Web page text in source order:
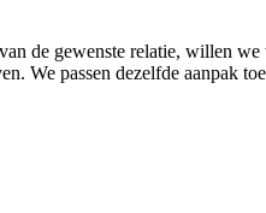
de gewenste relatie, willen
We passen dezelfde aanpak